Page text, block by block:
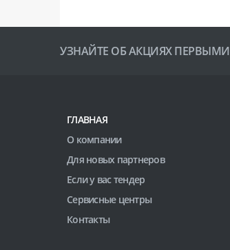
УЗНАЙТЕ ОБ АКЦИЯХ ПЕРВЫМИ
ГЛАВНАЯ
О компании
Для новых партнеров
Если у вас тендер
Сервисные центры
Контакты